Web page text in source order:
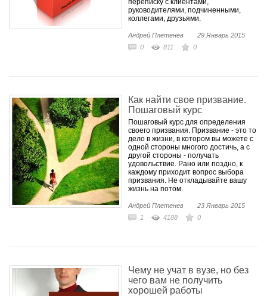
переписку с клиентами,
руководителями, подчиненными,
коллегами, друзьями.
Андрей Плетенев
29 Январь 2015
0
811 0
Как найти свое призвание.
Пошаговый курс
Пошаговый курс для определения
своего призвания. Призвание - это то
дело в жизни, в котором вы можете с
одной стороны многого достичь, а с
другой стороны - получать
удовольствие. Рано или поздно, к
каждому приходит вопрос выбора
призвания. Не откладывайте вашу
жизнь на потом.
Андрей Плетенев
23 Январь 2015
1
4188 0
Чему не учат в вузе, но без
чего вам не получить
хорошей работы